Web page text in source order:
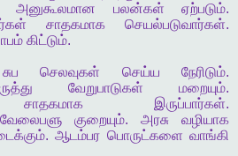
அனுகூலமான பலன்கள் ஏற்படும்.
சாதகமாக செயல்படுவார்கள்.
கிட்டும்.
சுப செலவுகள் செய்ய நேரிடும்.
வேறுபாடுகள் மறையும்.
சாதகமாக இருப்பார்கள்.
வேலைபளு குறையும். அரசு
வழியாக
.ஆடம்பர பொருட்களை வாங்கி